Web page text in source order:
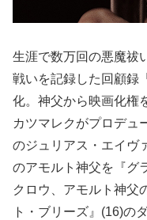
生涯で数万回の悪魔祓
戦いを記録した回顧録
化。神父から映画化権
カツマレクがプロデュ
のジュリアス・エイヴ
のアモルト神父を『グ
クロウ、アモルト神父
ト・ブリーズ』(16)の